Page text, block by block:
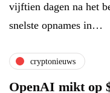
vijftien dagen na het
snelste opnames in…
cryptonieuws
OpenAI mikt op